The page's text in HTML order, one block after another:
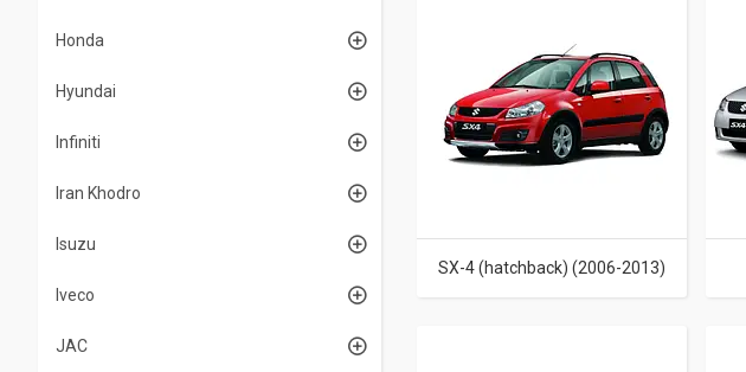
SX-4 (hatchback) (2006-2013)
Honda
Hyundai
Infiniti
Iran Khodro
Isuzu
Iveco
JAC